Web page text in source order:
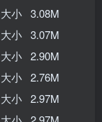
小 3.08M
小 3.07M
小 2.90M
小 2.76M
小 2.97M